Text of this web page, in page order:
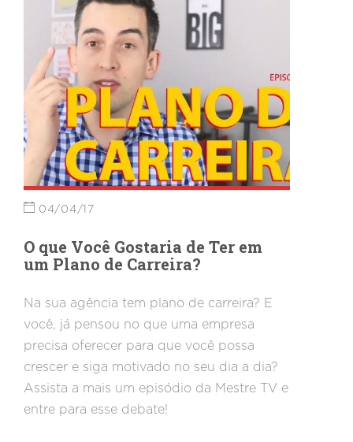
04/04/17
O que Você Gostaria de Ter em
um Plano de Carreira?
Na sua agência tem plano de carreira? E
você, já pensou no que uma empresa
precisa oferecer para que você possa
crescer e siga motivado no seu dia a dia?
Assista a mais um episódio da Mestre TV e
entre para esse debate!